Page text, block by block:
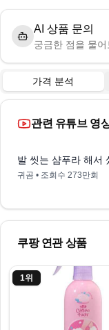
AI 상품 문의
궁금한 점을 물어
가격 분석
관련 유튜브 영
발 씻는 샴푸라 해서
귀곰 • 조회수 273만회
쿠팡 연관 상품
1위